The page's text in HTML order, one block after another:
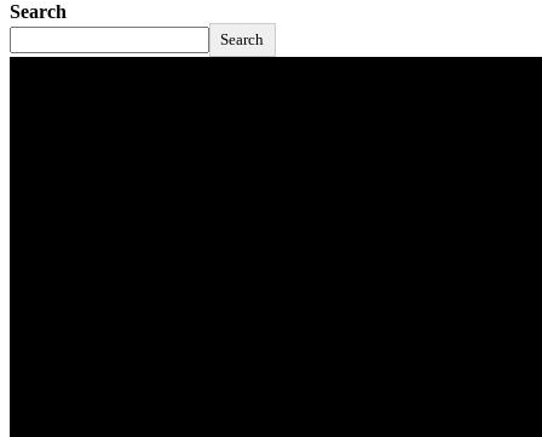
Search
Search